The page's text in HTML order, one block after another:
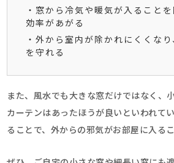
・窓から冷気や暖気が入ること
効率があがる
・外から室内が除かれにくくな
を守れる
また、風水でも大きな窓だけではなく、
カーテンはあったほうが良いといわれて
ることで、外からの邪気がお部屋に入る